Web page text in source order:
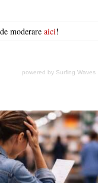
moderare aici!
powered by Surfing Waves